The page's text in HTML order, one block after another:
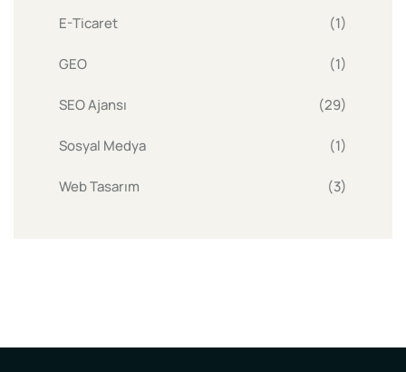
E-Ticaret (1)
GEO (1)
SEO Ajansı (29)
Sosyal Medya (1)
Web Tasarım (3)